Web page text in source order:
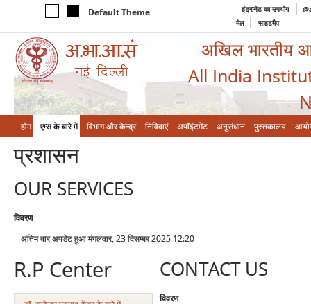
Default Theme इंट्रानेट का उपयोग
मेल
साइटमैप
अखिल भारतीय
All India
होम एम्‍स के बारे में विभाग और केन्‍द्र निविदाएं अपॉइंटमेंट अनुसंधान पुस्तकालय
प्रशासन
OUR SERVICES
विवरण
अंतिम बार अपडेट हुआ मंगलवार, 23 दिसम्बर 2025 12:20
R.P Center CONTACT US
विवरण